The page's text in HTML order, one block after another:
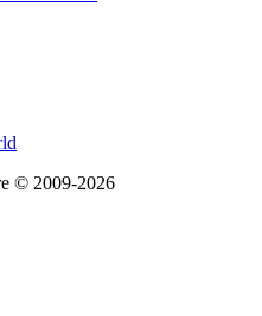
© 2009-2026